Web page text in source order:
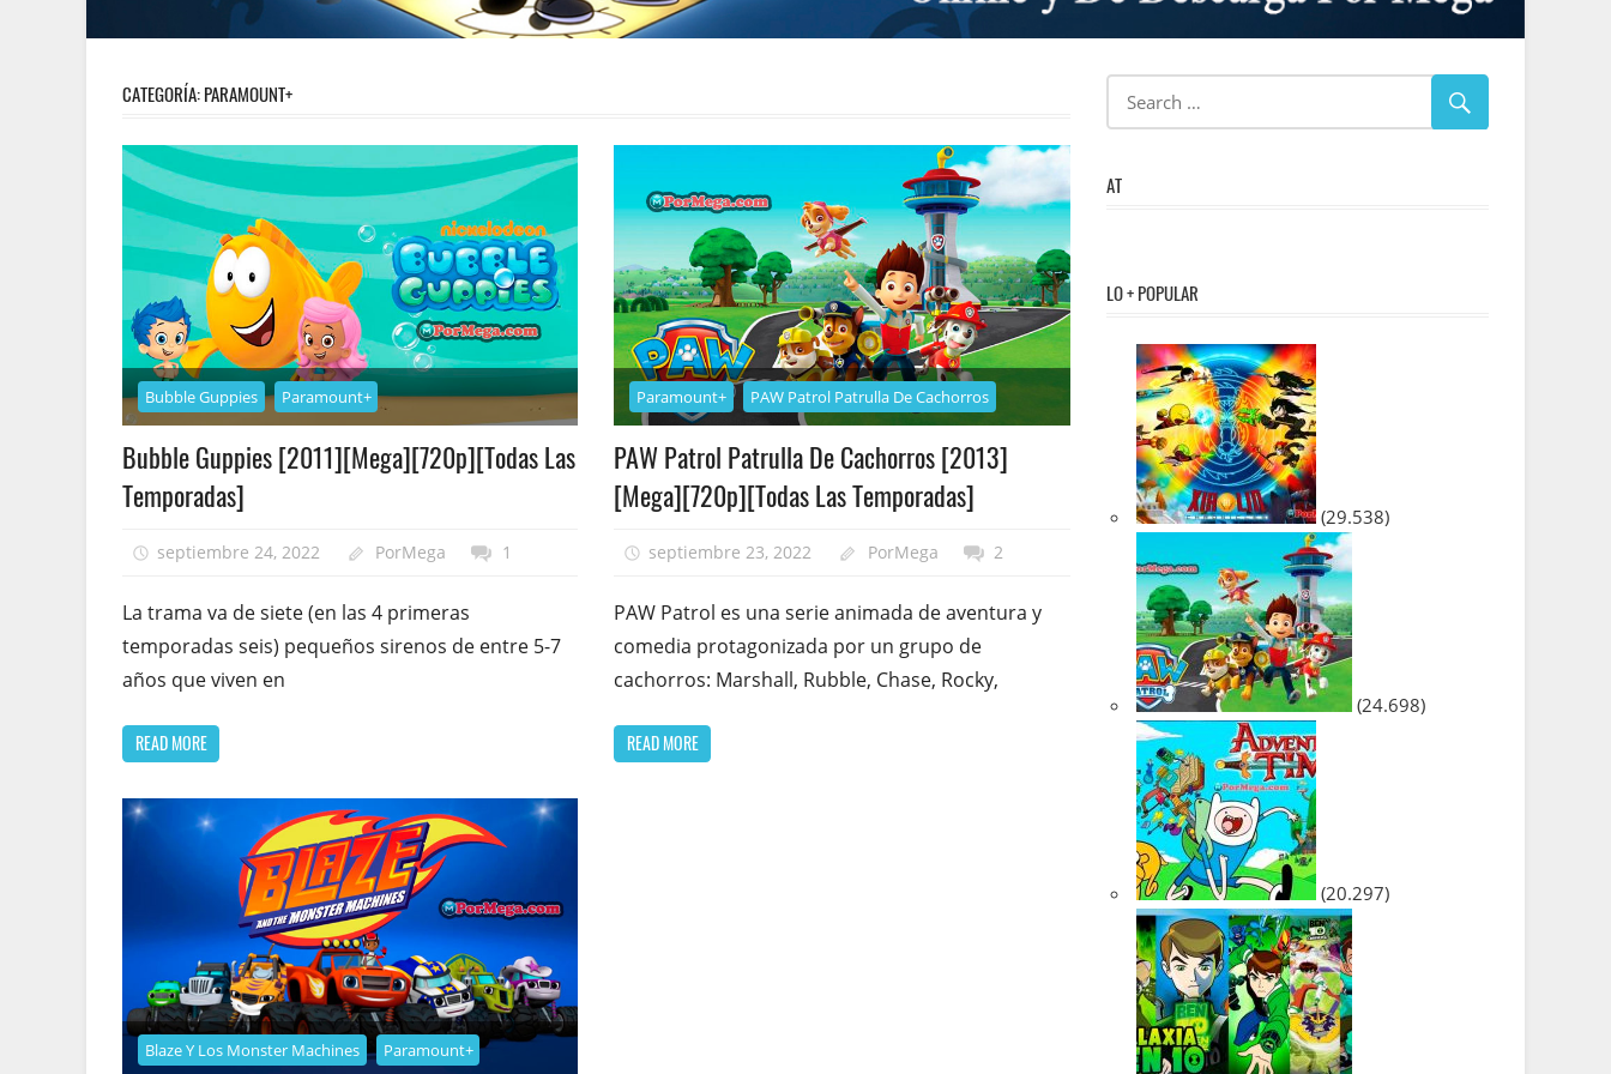
CATEGORÍA:PARAMOUNT+
Bubble Guppies Paramount+
Bubble Guppies [2011][Mega][720p][Todas Las
Temporadas]
septiembre 24, 2022 PorMega 1
La trama va de siete (en las 4 primeras
temporadas seis) pequeños sirenos de entre 5-7
años que viven en
READ MORE
Paramount+ PAW Patrol Patrulla De Cachorros
PAW Patrol Patrulla De Cachorros [2013]
[Mega][720p][Todas Las Temporadas]
septiembre 23, 2022 PorMega 2
PAW Patrol es una serie animada de aventura y
comedia protagonizada por un grupo de
cachorros: Marshall, Rubble, Chase, Rocky,
READ MORE
Blaze Y Los Monster Machines Paramount+
AT
LO + POPULAR
(29.538)
(24.698)
(20.297)